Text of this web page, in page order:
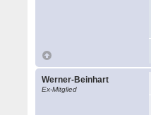
Werner-Beinhart
Ex-Mitglied